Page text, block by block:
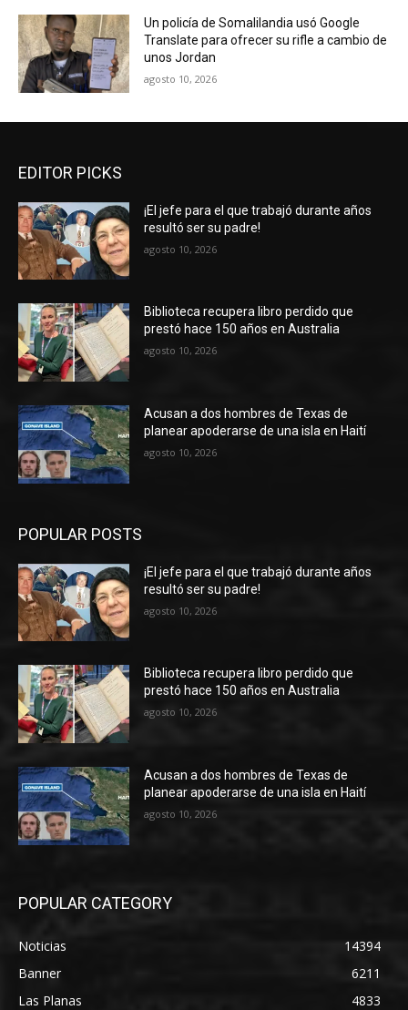
Un policía de Somalilandia usó Google
Translate para ofrecer su rifle a cambio de
unos Jordan
agosto 10, 2026
EDITOR PICKS
¡El jefe para el que trabajó durante años
resultó ser su padre!
agosto 10, 2026
Biblioteca recupera libro perdido que
prestó hace 150 años en Australia
agosto 10, 2026
Acusan a dos hombres de Texas de
planear apoderarse de una isla en Haití
agosto 10, 2026
POPULAR POSTS
¡El jefe para el que trabajó durante años
resultó ser su padre!
agosto 10, 2026
Biblioteca recupera libro perdido que
prestó hace 150 años en Australia
agosto 10, 2026
Acusan a dos hombres de Texas de
planear apoderarse de una isla en Haití
agosto 10, 2026
POPULAR CATEGORY
Noticias
14394
Banner
6211
Las Planas
4833